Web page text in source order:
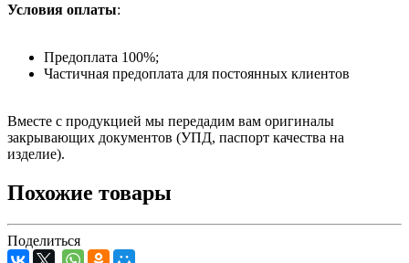
Условия оплаты:
Предоплата 100%;
Частичная предоплата для постоянных клиентов
Вместе с продукцией мы передадим вам оригиналы
закрывающих документов (УПД, паспорт качества на
изделие).
Похожие товары
Поделиться